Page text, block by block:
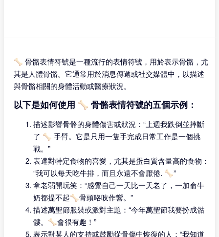
🦴 骨骼表情符號是一種流行的表情符號，用於表示骨骼，尤
其是人體骨骼。它通常用於消息傳遞或社交媒體中，以描述
與骨骼相關的身體活動或醫療狀況。
以下是如何使用 🦴 骨骼表情符號的五個示例：
描述影響骨骼的身體傷害或狀況：“上週我跌倒並摔斷
了 🦴 手臂。它是只用一隻手完成日常工作是一個挑
戰。”
表達對特定食物的喜愛，尤其是蛋白質含量高的食物：
“我可以每天吃牛排，而且永遠不會厭倦. 🦴”
拿老弱開玩笑：“感覺自己一天比一天老了，一加侖牛
奶都提不起🦴骨頭咯吱作響。”
描述萬聖節服裝或派對主題：“今年萬聖節我要扮成骷
髏。🦴會很有趣！”
表示對某人的支持或鼓勵從骨傷中恢復的人：“我知道